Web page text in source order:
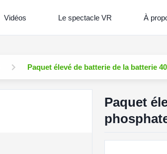
Vidéos Le spectacle VR À
Paquet élevé de batterie de la batterie
Paquet